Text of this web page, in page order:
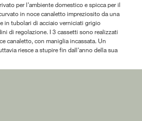
per l’ambiente domestico e spicca per il
in noce canaletto impreziosito da una
in tubolari di acciaio verniciati grigio
di regolazione. I 3 cassetti sono realizzati
canaletto, con maniglia incassata. Un
riesce a stupire fin dall’anno della sua